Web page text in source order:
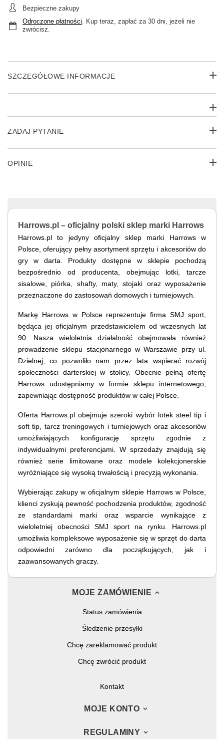
Bezpieczne zakupy
Odroczone płatności. Kup teraz, zapłać za 30 dni, jeżeli nie
zwrócisz.
SZCZEGÓŁOWE INFORMACJE
ZADAJ PYTANIE
OPINIE
Harrows.pl – oficjalny polski sklep marki Harrows
Harrows.pl to jedyny oficjalny sklep marki Harrows w
Polsce, oferujący pełny asortyment sprzętu i akcesoriów do
gry w darta. Produkty dostępne w sklepie pochodzą
bezpośrednio od producenta, obejmując lotki, tarcze
sisalowe, piórka, shafty, maty, stojaki oraz wyposażenie
przeznaczone do zastosowań domowych i turniejowych.
Markę Harrows w Polsce reprezentuje firma SMJ sport,
będąca jej oficjalnym przedstawicielem od wczesnych lat
90. Nasza wieloletnia działalność obejmowała również
prowadzenie sklepu stacjonarnego w Warszawie przy ul.
Dzielnej, co pozwoliło nam przez lata wspierać rozwój
społeczności darterskiej w stolicy. Obecnie pełną ofertę
Harrows udostępniamy w formie sklepu internetowego,
zapewniając dostępność produktów w całej Polsce.
Oferta Harrows.pl obejmuje szeroki wybór lotek steel tip i
soft tip, tarcz treningowych i turniejowych oraz akcesoriów
umożliwiających konfigurację sprzętu zgodnie z
indywidualnymi preferencjami. W sprzedaży znajdują się
również serie limitowane oraz modele kolekcjonerskie
wyróżniające się wysoką trwałością i precyzją wykonania.
Wybierając zakupy w oficjalnym sklepie Harrows w Polsce,
klienci zyskują pewność pochodzenia produktów, zgodność
ze standardami marki oraz wsparcie wynikające z
wieloletniej obecności SMJ sport na rynku. Harrows.pl
umożliwia kompleksowe wyposażenie się w sprzęt do darta
odpowiedni zarówno dla początkujących, jak i
zaawansowanych graczy.
MOJE ZAMÓWIENIE
Status zamówienia
Śledzenie przesyłki
Chcę zareklamować produkt
Chcę zwrócić produkt
Kontakt
MOJE KONTO
REGULAMINY